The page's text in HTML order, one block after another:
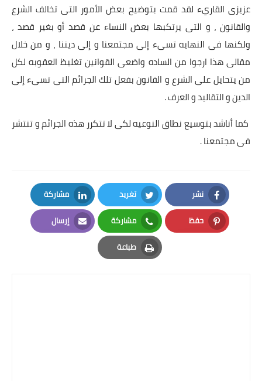
عزيزى القاريء لقد قمت بتوضيح بعض الأمور التى تخالف الشرع
والقانون ، و التى يرتكبها بعض النساء عن قصد أو بغير قصد ،
ولكنها فى النهايه تسىء إلى مجتمعنا و إلى ديننا ، و من خلال
مقالى هذا ارجوا من الساده واضعى القوانين تغليظ العقوبه لكل
من يتحايل على الشرع و القانون بفعل تلك الجرائم التى تسىء إلى
الدين و التقاليد و العرف .
كما أناشد بتوسيع نطاق النوعيه لكى لا تتكرر هذه الجرائم و تنتشر
فى مجتمعنا .
نشر
Facebook
تغريد
Twitter
مشاركة
LinkedIn
حفظ
Pinterest
مشاركة
Whatsapp
إرسال
Email
طباعة
Print